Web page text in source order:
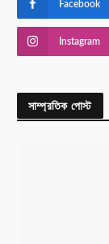
Facebook
Instagram
সাম্প্রতিক পোস্ট